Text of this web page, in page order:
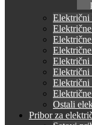
Električni
Električni
Električni
Električni
Ostali
Pribor za